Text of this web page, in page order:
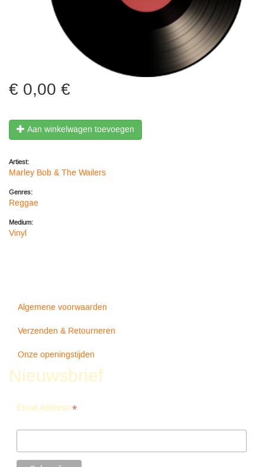
0,00 €
Aan winkelwagen toevoegen
Artiest:
Marley Bob & The Wailers
Genres:
Reggae
Medium:
Vinyl
Algemene voorwaarden
Verzenden & Retourneren
Onze openingstijden
Nieuwsbrief
Email Address *